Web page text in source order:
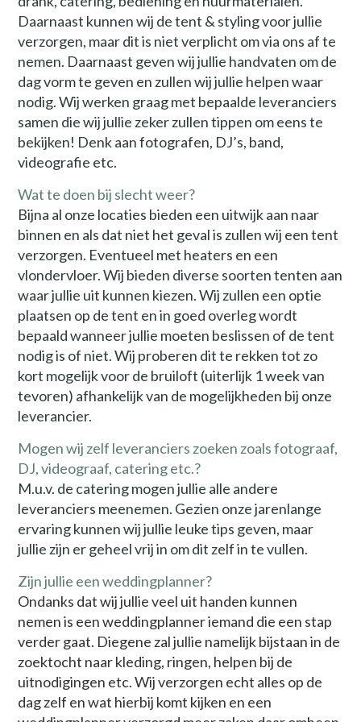
Daarnaast kunnen wij de tent & styling voor jullie
verzorgen, maar dit is niet verplicht om via ons af te
nemen. Daarnaast geven wij jullie handvaten om de
dag vorm te geven en zullen wij jullie helpen waar
nodig. Wij werken graag met bepaalde leveranciers
samen die wij jullie zeker zullen tippen om eens te
bekijken! Denk aan fotografen, DJ’s, band,
videografie etc.
Wat te doen bij slecht weer?
Bijna al onze locaties bieden een uitwijk aan naar
binnen en als dat niet het geval is zullen wij een tent
verzorgen. Eventueel met heaters en een
vlondervloer. Wij bieden diverse soorten tenten aan
waar jullie uit kunnen kiezen. Wij zullen een optie
plaatsen op de tent en in goed overleg wordt
bepaald wanneer jullie moeten beslissen of de tent
nodig is of niet. Wij proberen dit te rekken tot zo
kort mogelijk voor de bruiloft (uiterlijk 1 week van
tevoren) afhankelijk van de mogelijkheden bij onze
leverancier.
Mogen wij zelf leveranciers zoeken zoals fotograaf,
DJ, videograaf, catering etc.?
M.u.v. de catering mogen jullie alle andere
leveranciers meenemen. Gezien onze jarenlange
ervaring kunnen wij jullie leuke tips geven, maar
jullie zijn er geheel vrij in om dit zelf in te vullen.
Zijn jullie een weddingplanner?
Ondanks dat wij jullie veel uit handen kunnen
nemen is een weddingplanner iemand die een stap
verder gaat. Diegene zal jullie namelijk bijstaan in de
zoektocht naar kleding, ringen, helpen bij de
uitnodigingen etc. Wij verzorgen echt alles op de
dag zelf en wat hierbij komt kijken en een